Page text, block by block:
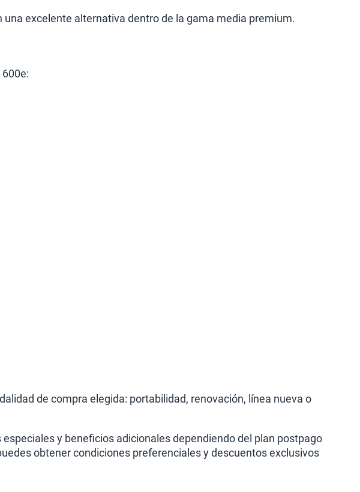
excelente alternativa dentro de la gama media premium.
de compra elegida: portabilidad, renovación, línea nueva o
y beneficios adicionales dependiendo del plan postpago
obtener condiciones preferenciales y descuentos exclusivos